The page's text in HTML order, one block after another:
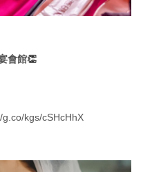
會館👏
g.co/kgs/cSHcHhX